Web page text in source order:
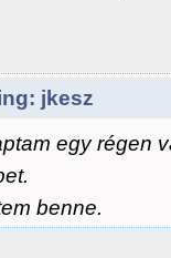
jkesz
egy régen
benne.